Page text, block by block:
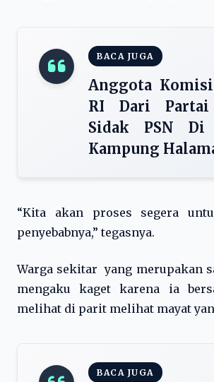
BACA JUGA
Anggota
RI Dari Partai
Sidak PSN Di
Kampung
“Kita akan proses segera
penyebabnya,” tegasnya.
Warga sekitar yang merupakan
mengaku kaget karena ia
melihat di parit melihat mayat
BACA JUGA